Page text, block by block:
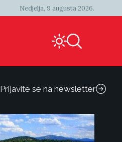
Nedjelja, 9 augusta 2026.
Prijavite se na newsletter